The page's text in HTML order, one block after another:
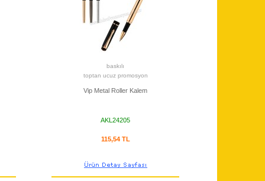
baskılı
toptan ucuz promosyon
Vip Metal Roller Kalem
AKL24205
115,54 TL